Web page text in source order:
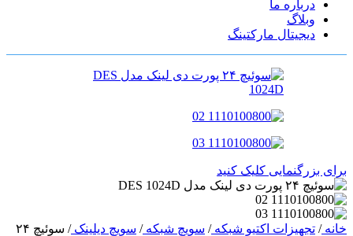
درباره ما
وبلاگ
دیجیتال مارکتینگ
برای بزرگنمایی کلیک کنید
خانه/ تجهیزات اکتیو شبکه/ سویچ شبکه/ سویچ دیلینک/
سوئیچ ۲۴